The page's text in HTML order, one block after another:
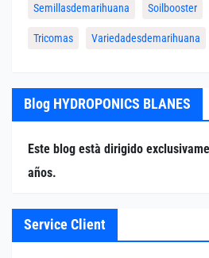
Semillasdemarihuana Soilbooster
Tricomas Variedadesdemarihuana
Blog HYDROPONICS BLANES
Este blog està dirigido
años.
Service Client